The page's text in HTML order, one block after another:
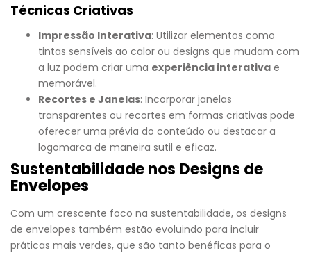
Técnicas Criativas
Impressão Interativa: Utilizar elementos como
tintas sensíveis ao calor ou designs que mudam com
a luz podem criar uma experiência interativa e
memorável.
Recortes e Janelas: Incorporar janelas
transparentes ou recortes em formas criativas pode
oferecer uma prévia do conteúdo ou destacar a
logomarca de maneira sutil e eficaz.
Sustentabilidade nos Designs de
Envelopes
Com um crescente foco na sustentabilidade, os designs
de envelopes também estão evoluindo para incluir
práticas mais verdes, que são tanto benéficas para o